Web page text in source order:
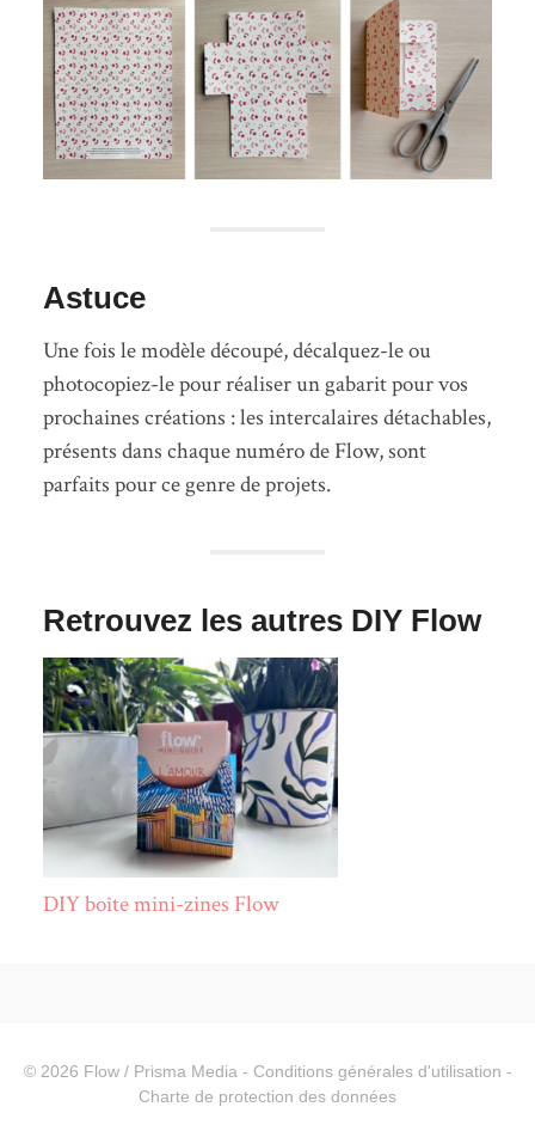
Astuce
Une fois le modèle découpé, décalquez-le ou
photocopiez-le pour réaliser un gabarit pour vos
prochaines créations : les intercalaires détachables,
présents dans chaque numéro de Flow, sont
parfaits pour ce genre de projets.
Retrouvez les autres DIY Flow
DIY boîte mini-zines Flow
© 2026 Flow/ Prisma Media - Conditions générales d'utilisation -
Charte de protection des données